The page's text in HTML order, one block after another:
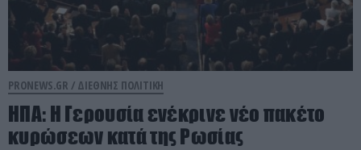
PRONEWS.GR / ΔΙΕΘΝΗΣ ΠΟΛΙΤΙΚΗ
ΗΠΑ: Η Γερουσία ενέκρινε νέο πακέτο
κυρώσεων κατά της Ρωσίας